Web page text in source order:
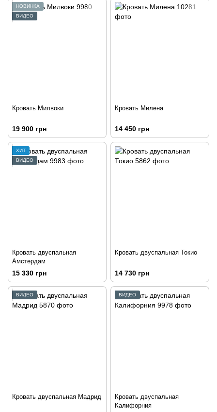
НОВИНКА
ВИДЕО
Кровать Милвоки
19 900 грн
Кровать Милена
14 450 грн
ХИТ
ВИДЕО
Кровать двуспальная
Амстердам
15 330 грн
Кровать двуспальная Токио
14 730 грн
ВИДЕО
Кровать двуспальная Мадрид
ВИДЕО
Кровать двуспальная
Калифорния